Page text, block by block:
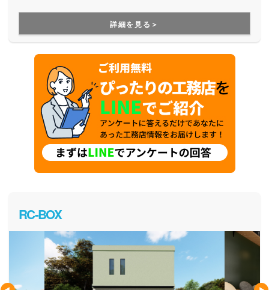
をご提案しています。ベビーカーそのままで玄関に入れる、
アウトドアグッズを収納できる、そんな暮らしが変わる住ま
いが適正価格で建てられることが大きな魅力になっていま
す。
詳細を見る＞
RC-BOX